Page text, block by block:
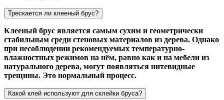
Трескается ли клееный брус?
Клееный брус является самым сухим и геометрически
стабильным среди стеновых материалов из дерева. Однако
при несоблюдении рекомендуемых температурно-
влажностных режимов на нём, равно как и на мебели из
натурального дерева, могут появляться нитевидные
трещины. Это нормальный процесс.
Какой клей используют для склейки бруса?